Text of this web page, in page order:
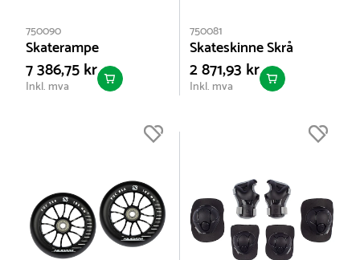
750090
Skaterampe
7 386,75 kr
Inkl. mva
750081
Skateskinne Skrå
2 871,93 kr
Inkl. mva